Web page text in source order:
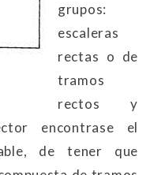
grupos:
escaleras
rectas o de
tramos
rectos y
encontrase el
de tener que